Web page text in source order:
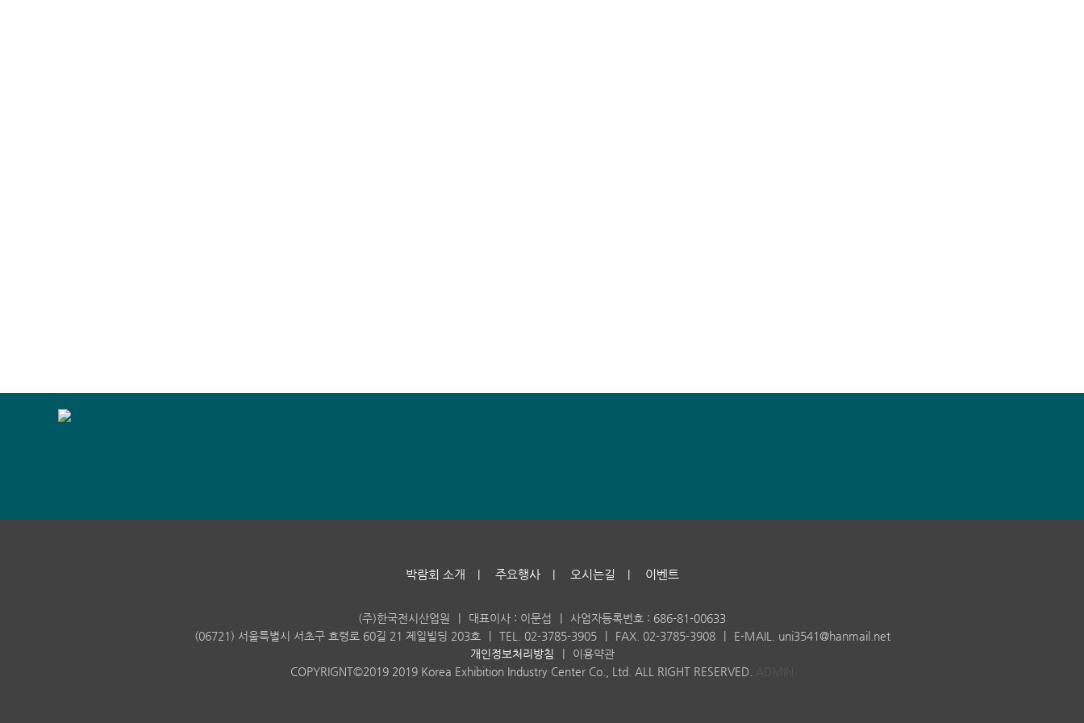
박람회 소개 주요행사 오시는길 이벤트
(주)한국전시산업원 대표이사 : 이문섭
사업자등록번호 : 686-81-00633
(06721) 서울특별시 서초구 효령로 60길 21 제일빌딩 203호
TEL. 02-3785-3905 FAX. 02-3785-3908
E-MAIL. uni3541@hanmail.net
개인정보처리방침
이용약관
COPYRIGNT©2019 2019 Korea Exhibition Industry Center Co., Ltd. ALL RIGHT RESERVED.